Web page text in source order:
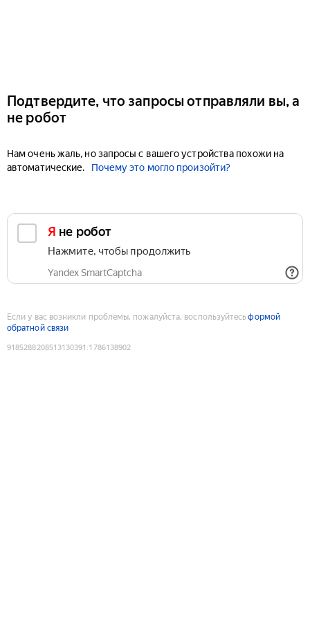
Подтвердите, что запросы отправляли вы, а
не робот
Нам очень жаль, но запросы с вашего устройства похожи на
автоматические.
Почему это могло произойти?
Я не робот
Нажмите, чтобы продолжить
Yandex SmartCaptcha
Если у вас возникли проблемы, пожалуйста, воспользуйтесьформой
обратной связи
9185288208513130391 :1786138902